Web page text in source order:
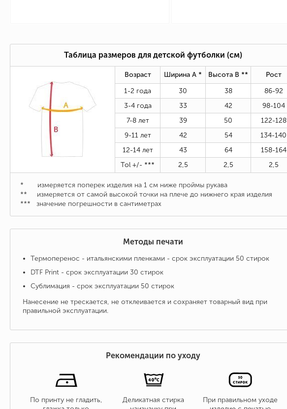
Таблица размеров для детской футболки (см)
Возраст Ширина А * Высота В **
Рост
1-2 года
30 38
86-92
3-4 года
33 42
98-104
7-8 лет
39 50
122-128
9-11 лет
42 54
134-140
12-14лет 43 64
158-164
Tol +/- ***
2,5 2,5 2,5
* измеряется поперек изделия на 1 см ниже проймы рукава
** измеряется от самой высокой точки на плече до нижнего края изделия
*** значение погрешности в сантиметрах
Методы печати
Термоперенос - итальянскими пленками - срок эксплуатации 50 стирок
DTF Print - срок эксплуатации 30 стирок
Сублимация - срок эксплуатации 50 стирок
Нанесение не трескается, не отклеивается и сохраняет товарный вид при
правильной эксплуатации.
Рекомендации по уходу
По принту не гладить,
Деликатная стирка
При правильном уходе